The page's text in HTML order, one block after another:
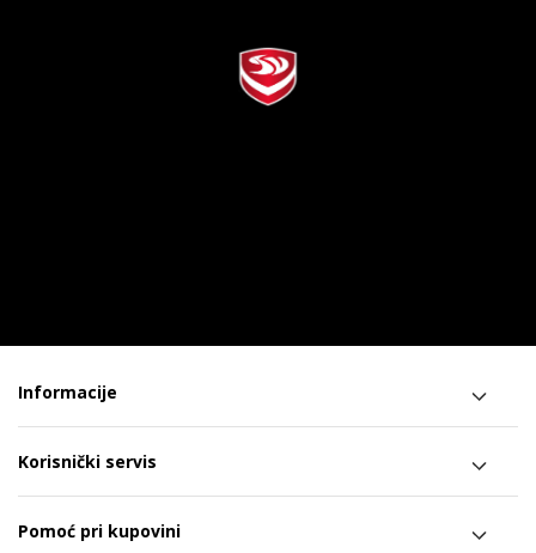
Informacije
Korisnički servis
Pomoć pri kupovini